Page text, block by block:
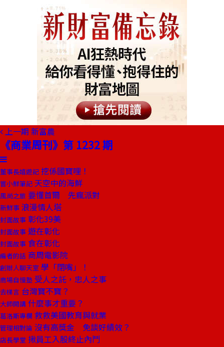
上一期 新富農
《商業周刊》第 1232 期
董事長嬉遊記 挖係國寶哩！
嘗小鮮筆記 天空中的海鮮
風尚之旅 要懂首爾 先瘋派對
新鮮事 浪漫情人塔
封面故事 彰化39美
封面故事 遊在彰化
封面故事 食在彰化
編者的話 商周電影院
創辦人聊天室 學「閉嘴」！
商場自慢塾 受人之託，忠人之事
去梯言 台灣寶不寶？
大師開講 什麼事才重要？
葛洛斯專欄 救救美國教育與就業
管理相對論 沒有高獎金 免談好績效？
店長學堂 揪員工入股終止內鬥